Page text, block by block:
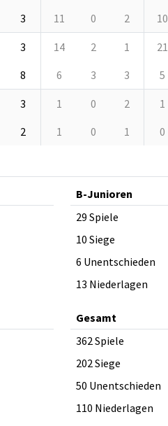
3 11 0 2 10
3 14 2 1 21
8 6 3 3 5
3 1 0 2 1
2 1 0 1 0
B-Junioren
29 Spiele
10 Siege
6 Unentschieden
13 Niederlagen
Gesamt
362 Spiele
202 Siege
50 Unentschieden
110 Niederlagen